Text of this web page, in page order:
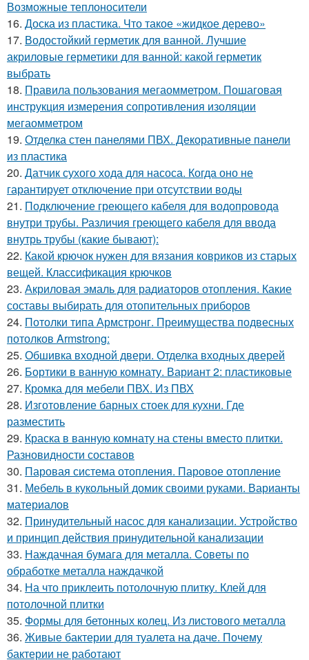
Возможные теплоносители
16. Доска из пластика. Что такое «жидкое дерево»
17. Водостойкий герметик для ванной. Лучшие
акриловые герметики для ванной: какой герметик
выбрать
18. Правила пользования мегаомметром. Пошаговая
инструкция измерения сопротивления изоляции
мегаомметром
19. Отделка стен панелями ПВХ. Декоративные панели
из пластика
20. Датчик сухого хода для насоса. Когда оно не
гарантирует отключение при отсутствии воды
21. Подключение греющего кабеля для водопровода
внутри трубы. Различия греющего кабеля для ввода
внутрь трубы (какие бывают):
22. Какой крючок нужен для вязания ковриков из старых
вещей. Классификация крючков
23. Акриловая эмаль для радиаторов отопления. Какие
составы выбирать для отопительных приборов
24. Потолки типа Армстронг. Преимущества подвесных
потолков Armstrong:
25. Обшивка входной двери. Отделка входных дверей
26. Бортики в ванную комнату. Вариант 2: пластиковые
27. Кромка для мебели ПВХ. Из ПВХ
28. Изготовление барных стоек для кухни. Где
разместить
29. Краска в ванную комнату на стены вместо плитки.
Разновидности составов
30. Паровая система отопления. Паровое отопление
31. Мебель в кукольный домик своими руками. Варианты
материалов
32. Принудительный насос для канализации. Устройство
и принцип действия принудительной канализации
33. Наждачная бумага для металла. Советы по
обработке металла наждачкой
34. На что приклеить потолочную плитку. Клей для
потолочной плитки
35. Формы для бетонных колец. Из листового металла
36. Живые бактерии для туалета на даче. Почему
бактерии не работают